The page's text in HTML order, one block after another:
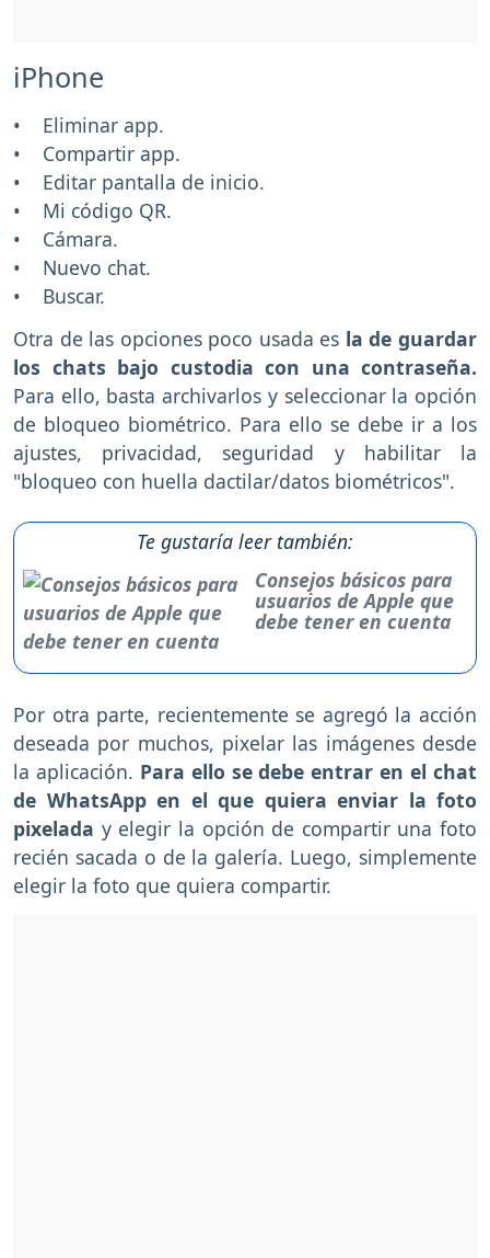
iPhone
• Eliminar app.
• Compartir app.
• Editar pantalla de inicio.
• Mi código QR.
• Cámara.
• Nuevo chat.
• Buscar.
Otra de las opciones poco usada es la de guardar
los chats bajo custodia con una contraseña.
Para ello, basta archivarlos y seleccionar la opción
de bloqueo biométrico. Para ello se debe ir a los
ajustes, privacidad, seguridad y habilitar la
"bloqueo con huella dactilar/datos biométricos".
Te gustaría leer también:
Consejos básicos para
usuarios de Apple que
debe tener en cuenta
Por otra parte, recientemente se agregó la acción
deseada por muchos, pixelar las imágenes desde
la aplicación. Para ello se debe entrar en el chat
de WhatsApp en el que quiera enviar la foto
pixelada y elegir la opción de compartir una foto
recién sacada o de la galería. Luego, simplemente
elegir la foto que quiera compartir.